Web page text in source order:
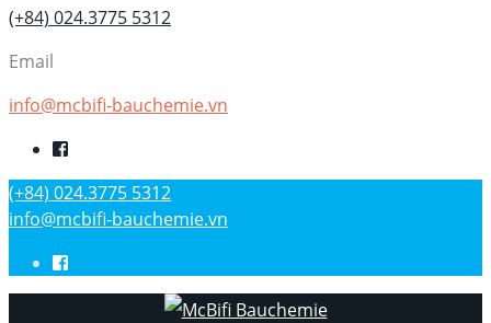
(+84) 024.3775 5312
Email
info@mcbifi-bauchemie.vn
(+84) 024.3775 5312
info@mcbifi-bauchemie.vn